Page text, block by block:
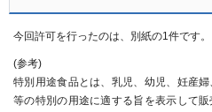
今回許可を行ったのは、別紙の1件です。
(参考)
特別用途食品とは、乳児、幼児、妊産
等の特別の用途に適する旨を表示して